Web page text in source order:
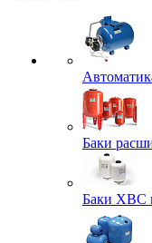
Баки
Баки ХВС